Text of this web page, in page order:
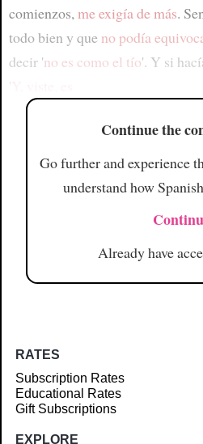
comienzos,me exigía de más.
todo bien y que no podía
decir 'no es como el tío'. Y si
Continue the
Go further and experience
understand how
Already have
RATES
Subscription Rates
Educational Rates
Gift Subscriptions
EXPLORE